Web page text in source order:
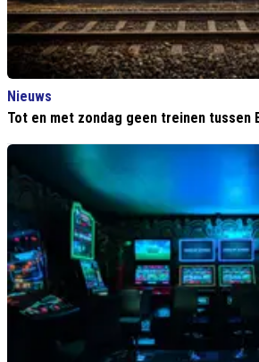
Nieuws
Tot en met zondag geen treinen tussen